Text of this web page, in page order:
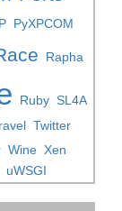
PyXPCOM
Rapha
Ruby SL4A
Twitter
Wine Xen
uWSGI